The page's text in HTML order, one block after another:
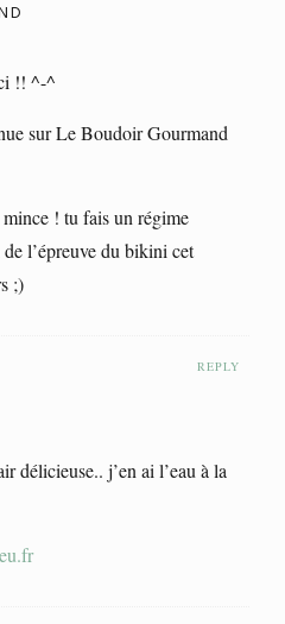
!! ^-^
sur Le Boudoir Gourmand
! tu fais un régime
l’épreuve du bikini cet
;)
REPLY
délicieuse.. j’en ai l’eau à la